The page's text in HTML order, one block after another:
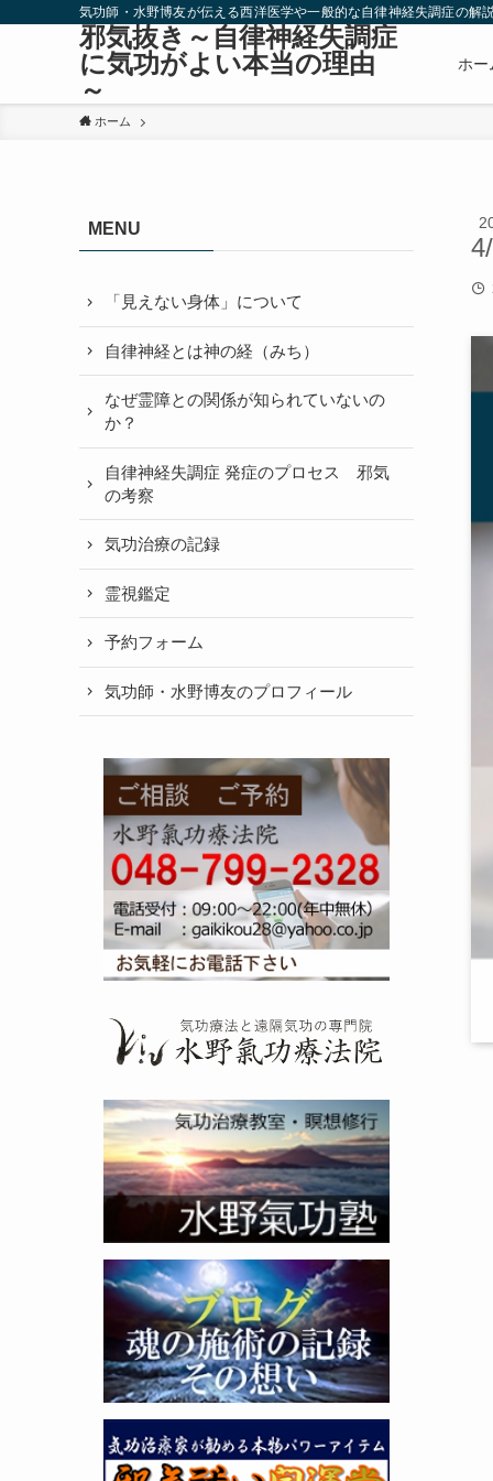
気功師・水野博友が伝える西洋医学や一般的な自律神経失調症の解
邪気抜き～自律神経失調症
に気功がよい本当の理由
～
ホー
ホーム
MENU
「見えない身体」について
自律神経とは神の経（みち）
なぜ霊障との関係が知られていないの
か？
自律神経失調症 発症のプロセス 邪気
の考察
気功治療の記録
霊視鑑定
予約フォーム
気功師・水野博友のプロフィール